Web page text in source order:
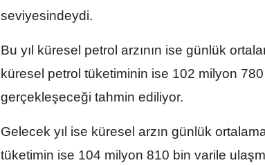
seviyesindeydi.
Bu yıl küresel petrol arzının ise günlük
küresel petrol tüketiminin ise 102 milyon
gerçekleşeceği tahmin ediliyor.
Gelecek yıl ise küresel arzın günlük
tüketimin ise 104 milyon 810 bin varile